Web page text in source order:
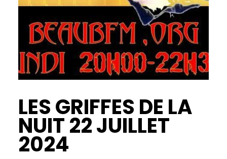
LES GRIFFES DE LA
NUIT 22 JUILLET
2024